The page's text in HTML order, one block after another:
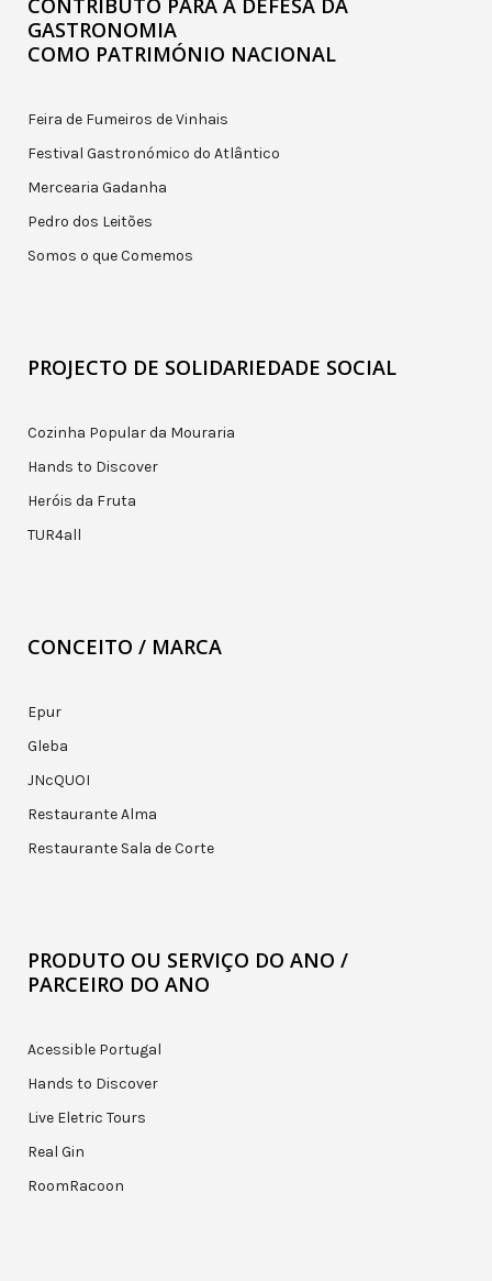
GASTRONOMIA
COMO PATRIMÓNIO NACIONAL
Feira de Fumeiros de Vinhais
Festival Gastronómico do Atlântico
Mercearia Gadanha
Pedro dos Leitões
Somos o que Comemos
PROJECTO DE SOLIDARIEDADE SOCIAL
Cozinha Popular da Mouraria
Hands to Discover
Heróis da Fruta
TUR4all
CONCEITO / MARCA
Epur
Gleba
JNcQUOI
Restaurante Alma
Restaurante Sala de Corte
PRODUTO OU SERVIÇO DO ANO /
PARCEIRO DO ANO
Acessible Portugal
Hands to Discover
Live Eletric Tours
Real Gin
RoomRacoon